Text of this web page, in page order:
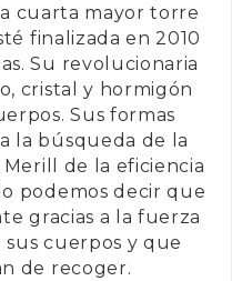
cuarta mayor torre
finalizada en 2010
Su revolucionaria
cristal y hormigón
Sus formas
la búsqueda de la
de la eficiencia
podemos decir que
gracias a la fuerza
cuerpos y que
de recoger.